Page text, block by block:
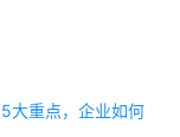
大重点，企业如何